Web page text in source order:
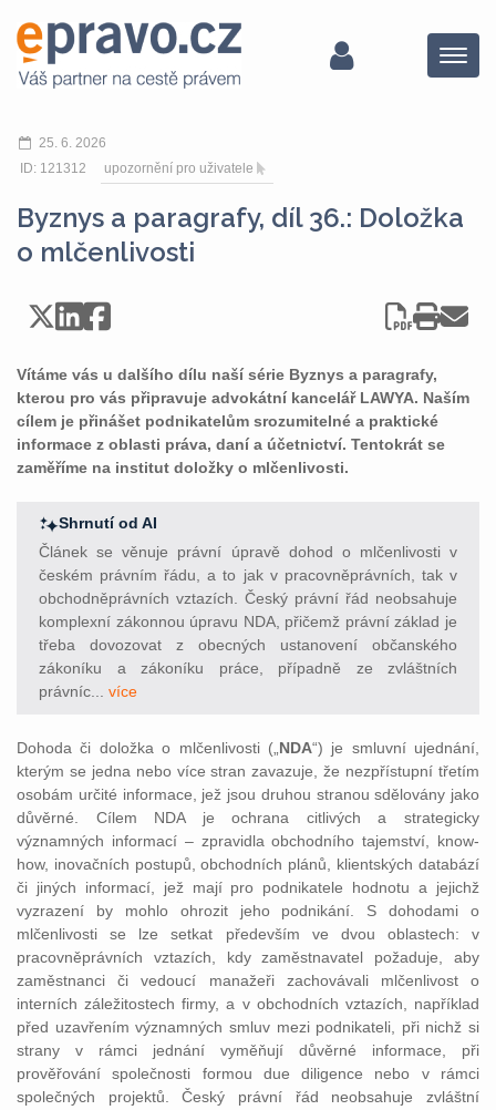
Menu
25. 6. 2026
ID: 121312
upozornění pro uživatele
Byznys a paragrafy, díl 36.: Doložka
o mlčenlivosti
Vítáme vás u dalšího dílu naší série Byznys a paragrafy,
kterou pro vás připravuje advokátní kancelář LAWYA. Naším
cílem je přinášet podnikatelům srozumitelné a praktické
informace z oblasti práva, daní a účetnictví. Tentokrát se
zaměříme na institut doložky o mlčenlivosti.
Shrnutí od AI
Článek se věnuje právní úpravě dohod o mlčenlivosti v
českém právním řádu, a to jak v pracovněprávních, tak v
obchodněprávních vztazích. Český právní řád neobsahuje
komplexní zákonnou úpravu NDA, přičemž právní základ je
třeba dovozovat z obecných ustanovení občanského
zákoníku a zákoníku práce, případně ze zvláštních
právníc... více
Dohoda či doložka o mlčenlivosti („ NDA“) je smluvní ujednání,
kterým se jedna nebo více stran zavazuje, že nezpřístupní třetím
osobám určité informace, jež jsou druhou stranou sdělovány jako
důvěrné. Cílem NDA je ochrana citlivých a strategicky
významných informací – zpravidla obchodního tajemství, know-
how, inovačních postupů, obchodních plánů, klientských databází
či jiných informací, jež mají pro podnikatele hodnotu a jejichž
vyzrazení by mohlo ohrozit jeho podnikání. S dohodami o
mlčenlivosti se lze setkat především ve dvou oblastech: v
pracovněprávních vztazích, kdy zaměstnavatel požaduje, aby
zaměstnanci či vedoucí manažeři zachovávali mlčenlivost o
interních záležitostech firmy, a v obchodních vztazích, například
před uzavřením významných smluv mezi podnikateli, při nichž si
strany v rámci jednání vyměňují důvěrné informace, při
prověřování společnosti formou due diligence nebo v rámci
společných projektů. Český právní řád neobsahuje zvláštní